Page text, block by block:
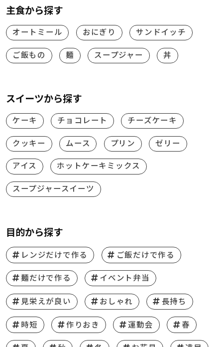
主食から探す
オートミール おにぎり サンドイッチ
ご飯もの 麺 スープジャー 丼
スイーツから探す
ケーキ チョコレート チーズケーキ
クッキー ムース プリン ゼリー
アイス ホットケーキミックス
スープジャースイーツ
目的から探す
レンジだけで作る ご飯だけで作る
麺だけで作る イベント弁当
見栄えが良い おしゃれ 長持ち
時短 作りおき 運動会 春